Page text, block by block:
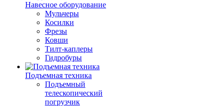
Навесное оборудование
Мульчеры
Косилки
Фрезы
Ковши
Тилт-каплеры
Гидробуры
Подъемная техника
Подъемный
телескопический
погрузчик